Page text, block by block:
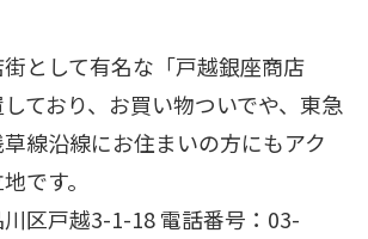
として有名な「戸越銀座商店
ており、お買い物ついでや、東急
線沿線にお住まいの方にもアク
です。
区戸越3-1-18 電話番号：03-